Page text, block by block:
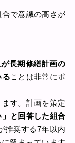
で意識の高さが
長期修繕計画の
ることは非常にポ
ます。計画を策定
」と回答した組合
推奨する7年以内